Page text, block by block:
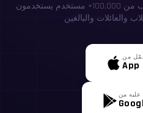
محبوب من 100,000+ مستخدم يستخدمون MathIt لبناء مهارات رياضية
من
App
عليه من